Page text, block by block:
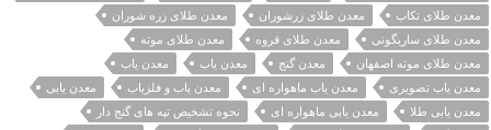
معدن طلای تکاب
معدن طلای زرشوران
معدن طلای زره شوران
معدن طلای ساریگونی
معدن طلای قروه
معدن طلای موته
معدن طلای موته اصفهان
معدن گنج معدن ياب
معدن یاب
معدن یاب تصویری
معدن یاب ماهواره ای معدن یاب و فلزیاب
معدن یابی
معدن یابی طلا
معدن یابی ماهواره ای
نحوه تشخیص تپه های گنج دار